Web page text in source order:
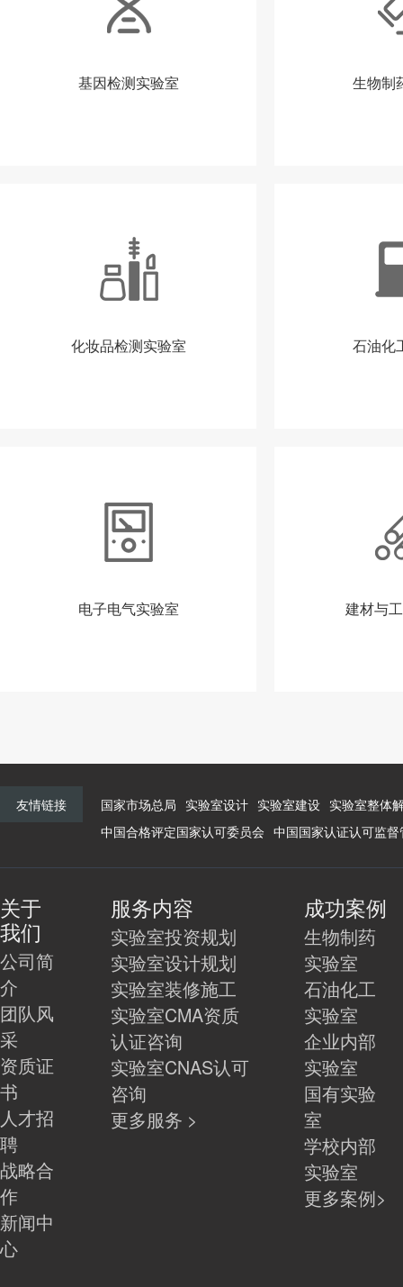
基因检测实验室 生物制
化妆品检测实验室 石油化
电子电气实验室 建材与
友情链接 国家市场总局 实验室设计 实验室建设 实验室整体
中国合格评定国家认可委员会 中国国家认证认可监
关于
我们
公司简
介
团队风
采
资质证
书
人才招
聘
战略合
作
新闻中
心
服务内容
实验室投资规划
实验室设计规划
实验室装修施工
实验室CMA资质
认证咨询
实验室CNAS认可
咨询
更多服务 >
成功案例
生物制药
实验室
石油化工
实验室
企业内部
实验室
国有实验
室
学校内部
实验室
更多案例>